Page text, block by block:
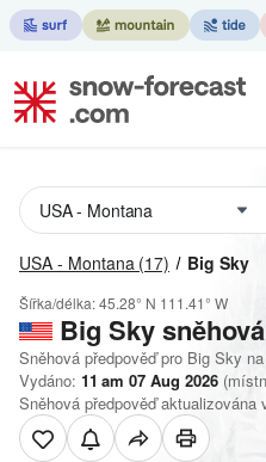
USA - Montana (17) Big Sky
Šířka/délka:45.28° N 111.41° W
Big Sky
Sněhová předpověď pro Big Sky na
Vydáno: 11 am 07 Aug 2026
Sněhová předpověď aktualizována